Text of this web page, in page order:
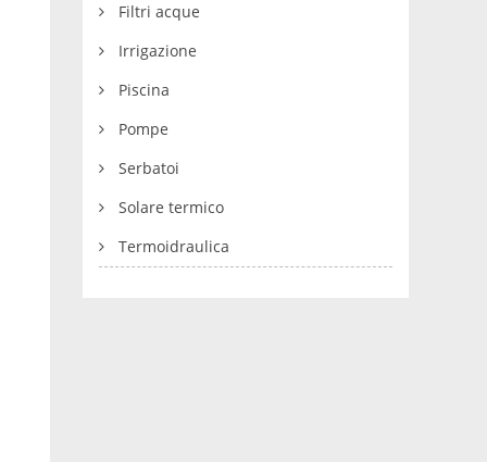
Filtri acque
Irrigazione
Piscina
Pompe
Serbatoi
Solare termico
Termoidraulica